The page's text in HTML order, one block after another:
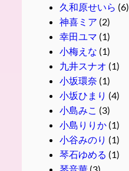
久和原せいら (6)
神喜ミア (2)
幸田ユマ (1)
小梅えな (1)
九井スナオ (1)
小坂環奈 (1)
小坂ひまり (4)
小島みこ (3)
小島りりか(1)
小谷みのり (1)
琴石ゆめる (1)
琴音華(3)